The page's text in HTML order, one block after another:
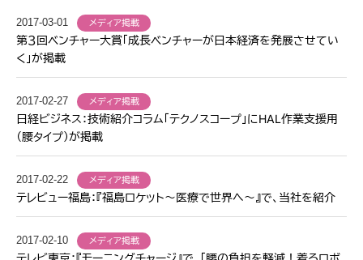
2017-03-01 メディア掲載
第３回ベンチャー大賞「成長ベンチャーが日本経済を発展させてい
く」が掲載
2017-02-27 メディア掲載
日経ビジネス：技術紹介コラム「テクノスコープ」にHAL作業支援用
（腰タイプ）が掲載
2017-02-22 メディア掲載
テレビュー福島：『福島ロケット〜医療で世界へ〜』で、当社を紹介
2017-02-10 メディア掲載